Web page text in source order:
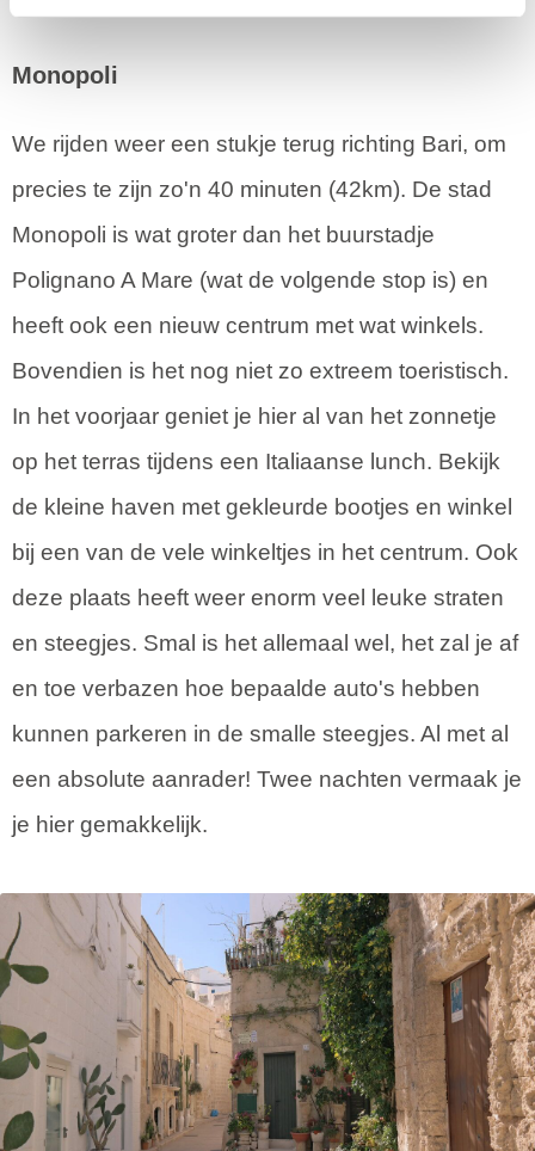
Monopoli
We rijden weer een stukje terug richting Bari, om
precies te zijn zo'n 40 minuten (42km). De stad
Monopoli is wat groter dan het buurstadje
Polignano A Mare (wat de volgende stop is) en
heeft ook een nieuw centrum met wat winkels.
Bovendien is het nog niet zo extreem toeristisch.
In het voorjaar geniet je hier al van het zonnetje
op het terras tijdens een Italiaanse lunch. Bekijk
de kleine haven met gekleurde bootjes en winkel
bij een van de vele winkeltjes in het centrum. Ook
deze plaats heeft weer enorm veel leuke straten
en steegjes. Smal is het allemaal wel, het zal je af
en toe verbazen hoe bepaalde auto's hebben
kunnen parkeren in de smalle steegjes. Al met al
een absolute aanrader! Twee nachten vermaak je
je hier gemakkelijk.